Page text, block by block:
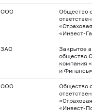
ООО
Общество
«Инвест-
ЗАО
Закрытое
общество
компания
и
ООО
Общество
«Инвест-